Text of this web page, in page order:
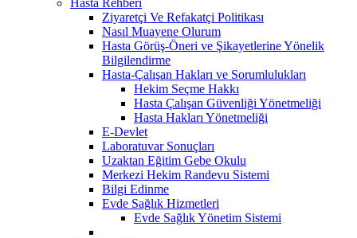
Ziyaretçi Ve Refakatçi Politikası
Nasıl Muayene Olurum
Hasta Görüş-Öneri ve Şikayetlerine Yönelik
Bilgilendirme
Hasta-Çalışan Hakları ve Sorumlulukları
Hekim Seçme Hakkı
Hasta Çalışan Güvenliği Yönetmeliği
Hasta Hakları Yönetmeliği
E-Devlet
Laboratuvar Sonuçları
Uzaktan Eğitim Gebe Okulu
Merkezi Hekim Randevu Sistemi
Bilgi Edinme
Evde Sağlık Hizmetleri
Evde Sağlık Yönetim Sistemi